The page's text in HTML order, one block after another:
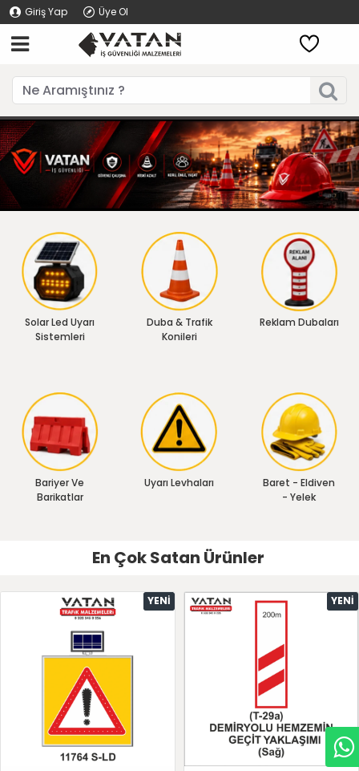
Giriş Yap Üye Ol
Solar Led Uyarı
Sistemleri
Duba & Trafik
Konileri
Reklam Dubaları
Bariyer Ve
Barikatlar
Uyarı Levhaları
Baret - Eldiven
- Yelek
En Çok Satan Ürünler
YENI YENI